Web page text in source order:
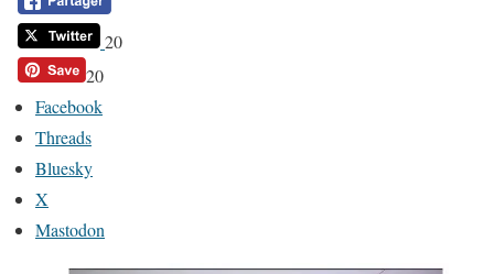
20
20
Facebook
Threads
Bluesky
X
Mastodon